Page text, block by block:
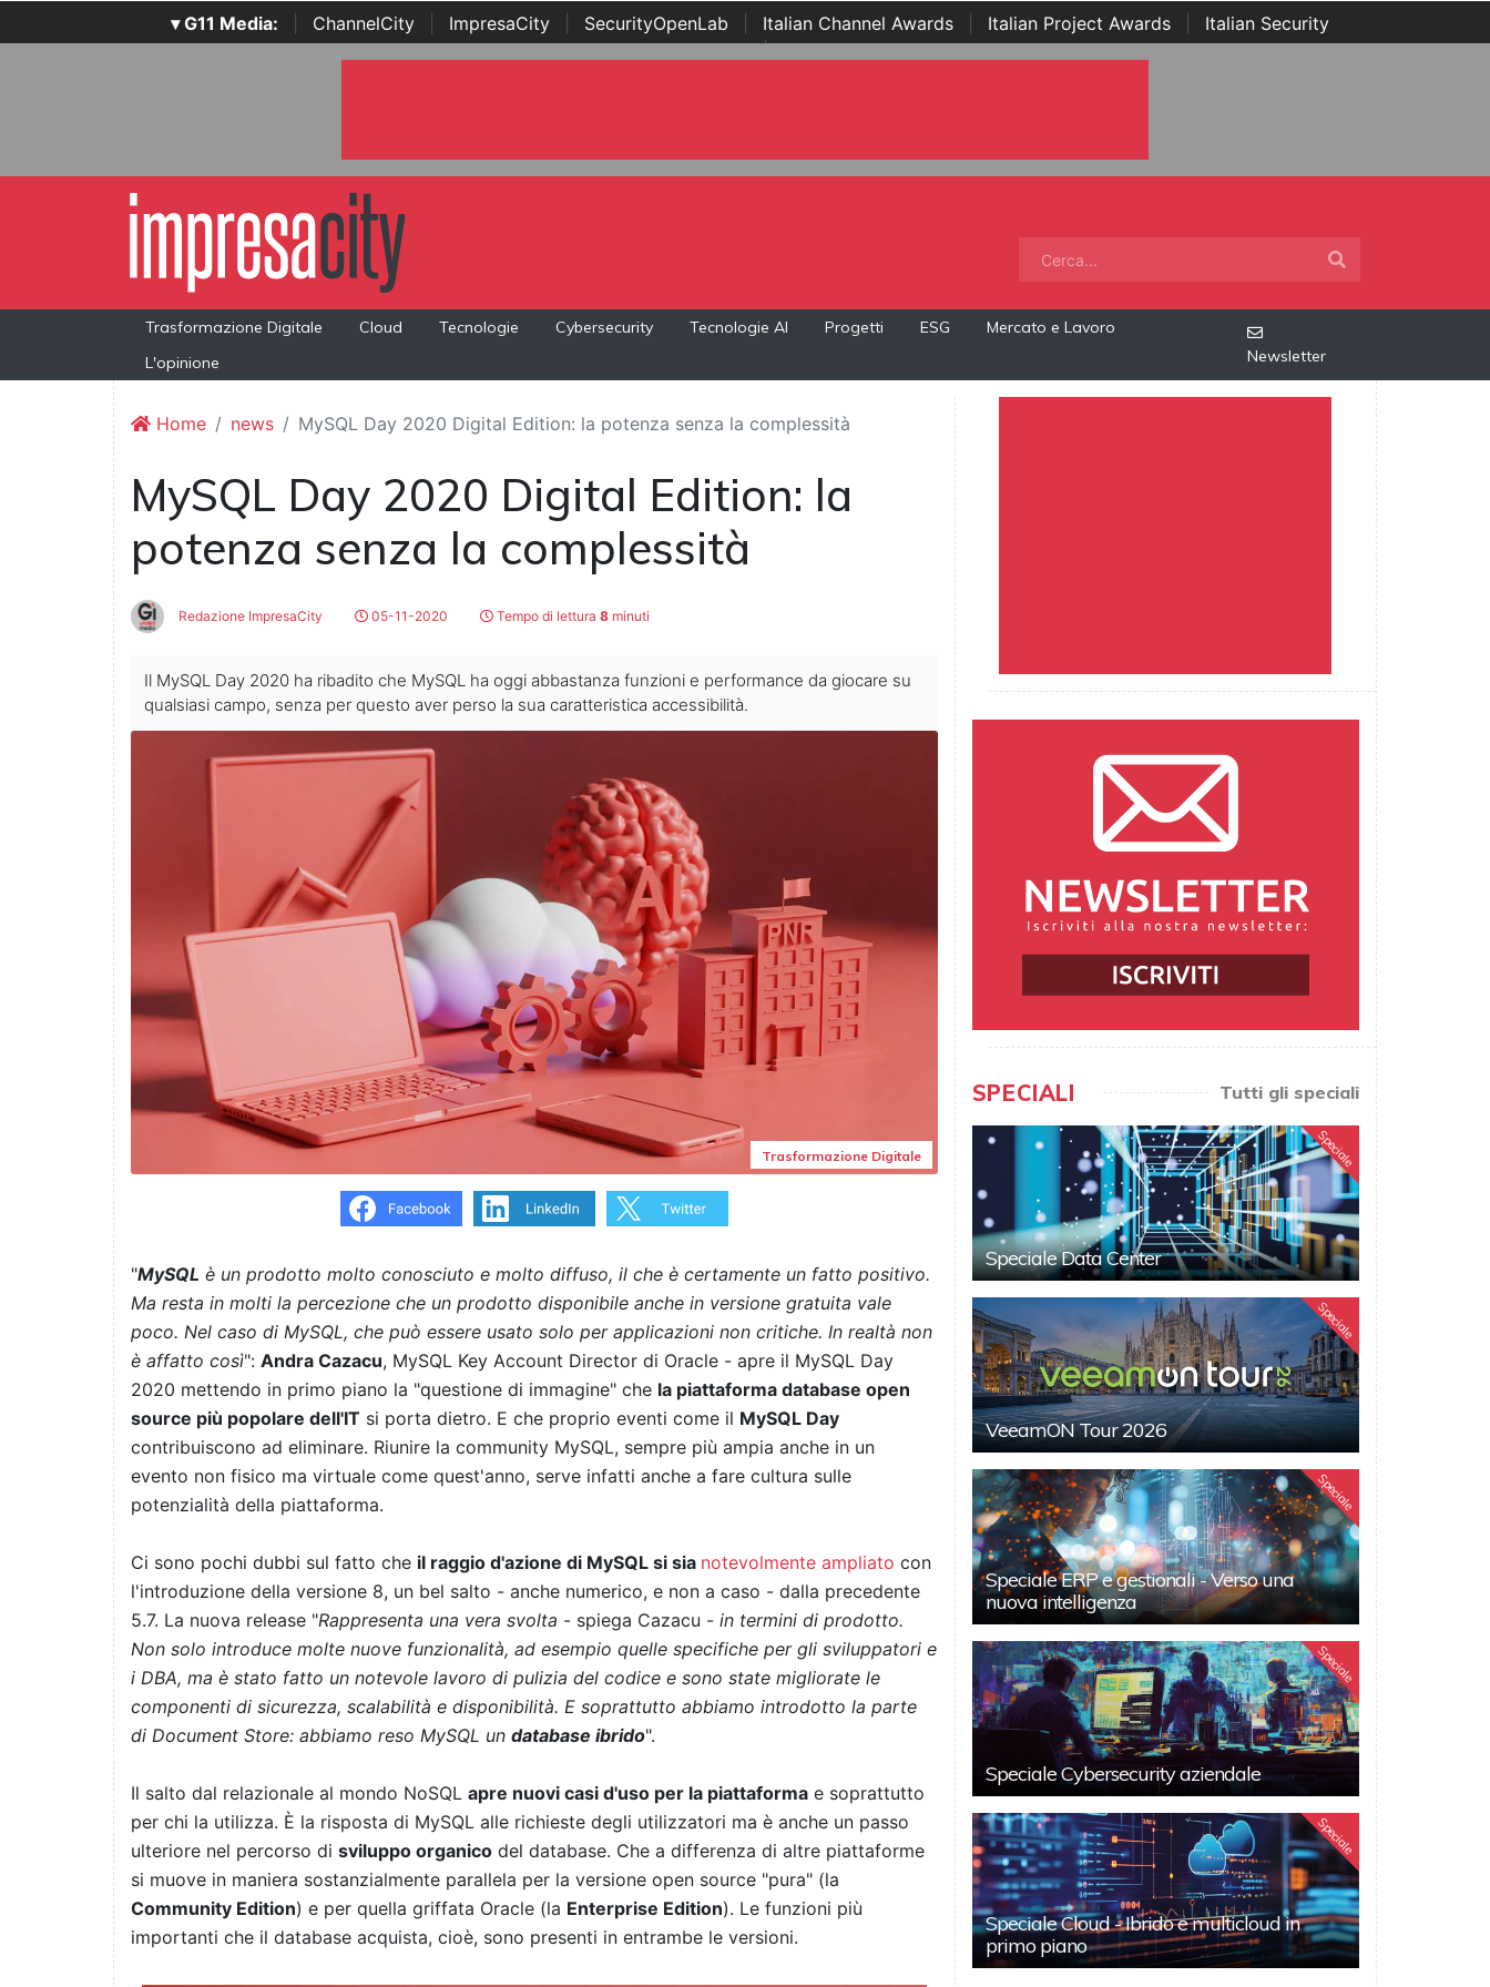
▾ G11 Media: ChannelCity ImpresaCity SecurityOpenLab Italian Channel Awards Italian Project Awards
Italian Security
Awards | ...
Trasformazione Digitale Cloud Tecnologie Cybersecurity Tecnologie AI Progetti ESG
Mercato e Lavoro
L'opinione
Newsletter
Home news MySQL Day 2020 Digital Edition: la potenza senza la complessità
MySQL Day 2020 Digital Edition: la
potenza senza la complessità
Redazione ImpresaCity 05-11-2020 Tempo di lettura 8 minuti
Il MySQL Day 2020 ha ribadito che MySQL ha oggi abbastanza funzioni e performance da giocare su
qualsiasi campo, senza per questo aver perso la sua caratteristica accessibilità.
Trasformazione Digitale
"MySQL è un prodotto molto conosciuto e molto diffuso, il che è certamente un fatto positivo.
Ma resta in molti la percezione che un prodotto disponibile anche in versione gratuita vale
poco. Nel caso di MySQL, che può essere usato solo per applicazioni non critiche. In realtà non
è affatto così": Andra Cazacu, MySQL Key Account Director di Oracle - apre il MySQL Day
2020 mettendo in primo piano la "questione di immagine" che la piattaforma database open
source più popolare dell'IT si porta dietro. E che proprio eventi come il MySQL Day
contribuiscono ad eliminare. Riunire la community MySQL, sempre più ampia anche in un
evento non fisico ma virtuale come quest'anno, serve infatti anche a fare cultura sulle
potenzialità della piattaforma.
Ci sono pochi dubbi sul fatto che il raggio d'azione di MySQL si sia notevolmente ampliato con
l'introduzione della versione 8, un bel salto - anche numerico, e non a caso - dalla precedente
5.7. La nuova release "Rappresenta una vera svolta - spiega Cazacu - in termini di prodotto.
Non solo introduce molte nuove funzionalità, ad esempio quelle specifiche per gli sviluppatori e
i DBA, ma è stato fatto un notevole lavoro di pulizia del codice e sono state migliorate le
componenti di sicurezza, scalabilità e disponibilità. E soprattutto abbiamo introdotto la parte
di Document Store: abbiamo reso MySQL un database ibrido".
Il salto dal relazionale al mondo NoSQL apre nuovi casi d'uso per la piattaforma e soprattutto
per chi la utilizza. È la risposta di MySQL alle richieste degli utilizzatori ma è anche un passo
ulteriore nel percorso di sviluppo organico del database. Che a differenza di altre piattaforme
si muove in maniera sostanzialmente parallela per la versione open source "pura" (la
Community Edition) e per quella griffata Oracle (la Enterprise Edition). Le funzioni più
importanti che il database acquista, cioè, sono presenti in entrambe le versioni.
SPECIALI Tutti gli speciali
Speciale
Speciale Data Center
Speciale
VeeamON Tour 2026
Speciale
Speciale ERP e gestionali - Verso una
nuova intelligenza
Speciale
Speciale Cybersecurity aziendale
Speciale
Speciale Cloud - Ibrido e multicloud in
primo piano